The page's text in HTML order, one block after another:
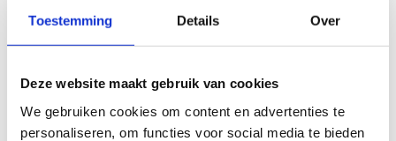
Toestemming Details Over
Deze website maakt gebruik van cookies
We gebruiken cookies om content en advertenties te
personaliseren, om functies voor social media te bieden